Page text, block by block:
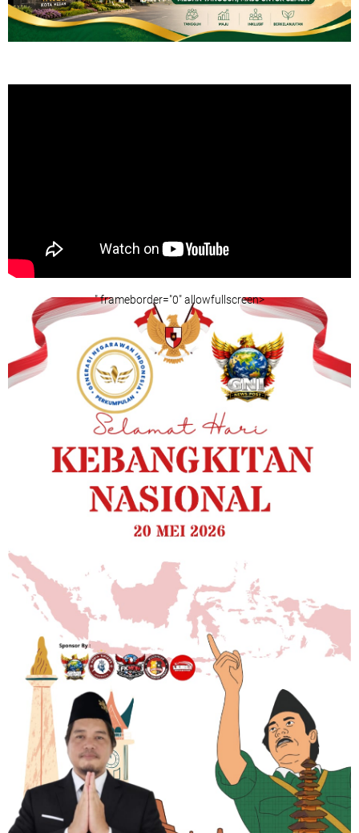
" frameborder="0" allowfullscreen>